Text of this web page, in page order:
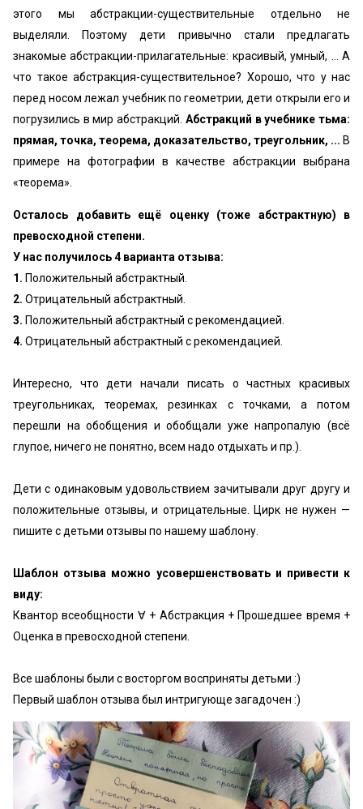
этого мы абстракции-существительные отдельно не
выделяли. Поэтому дети привычно стали предлагать
знакомые абстракции-прилагательные: красивый, умный, ... А
что такое абстракция-существительное? Хорошо, что у нас
перед носом лежал учебник по геометрии, дети открыли его и
погрузились в мир абстракций. Абстракций в учебнике тьма:
прямая, точка, теорема, доказательство, треугольник, ... В
примере на фотографии в качестве абстракции выбрана
«‎теорема».
Осталось добавить ещё оценку (тоже абстрактную) в
превосходной степени.
У нас получилось 4 варианта отзыва:
1. Положительный абстрактный.
2. Отрицательный абстрактный.
3. Положительный абстрактный с рекомендацией.
4. Отрицательный абстрактный с рекомендацией.
Интересно, что дети начали писать о частных красивых
треугольниках, теоремах, резинках с точками, а потом
перешли на обобщения и обобщали уже напропалую (всё
глупое, ничего не понятно, всем надо отдыхать и пр.).
Дети с одинаковым удовольствием зачитывали друг другу и
положительные отзывы, и отрицательные. Цирк не нужен —
пишите с детьми отзывы по нашему шаблону.
Шаблон отзыва можно усовершенствовать и привести к
виду:
Квантор всеобщности ∀ + Абстракция + Прошедшее время +
Оценка в превосходной степени.
Все шаблоны были с восторгом восприняты детьми :)
Первый шаблон отзыва был интригующе загадочен :)